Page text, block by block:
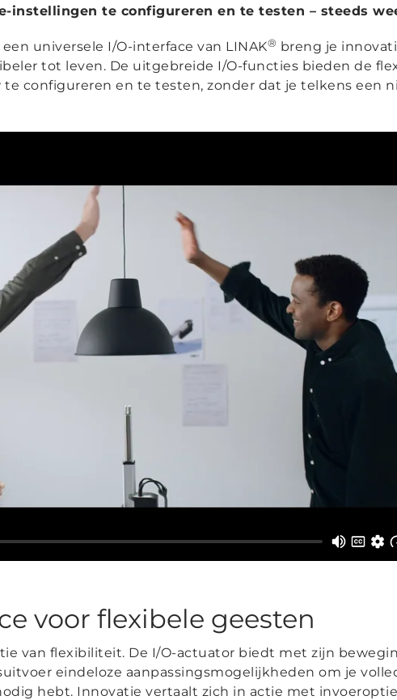
te configureren en te testen – steeds
universele I/O-interface van LINAK® breng je
tot leven. De uitgebreide I/O-functies bieden de
configureren en te testen, zonder dat je telkens een
voor flexibele geesten
van flexibiliteit. De I/O-actuator biedt met zijn
eindeloze aanpassingsmogelijkheden om je
hebt. Innovatie vertaalt zich in actie met